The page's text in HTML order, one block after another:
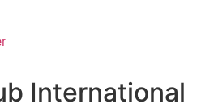
International